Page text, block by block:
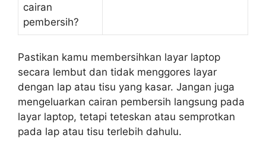
cairan
pembersih?
Pastikan kamu membersihkan layar laptop
secara lembut dan tidak menggores layar
dengan lap atau tisu yang kasar. Jangan juga
mengeluarkan cairan pembersih langsung pada
layar laptop, tetapi teteskan atau semprotkan
pada lap atau tisu terlebih dahulu.